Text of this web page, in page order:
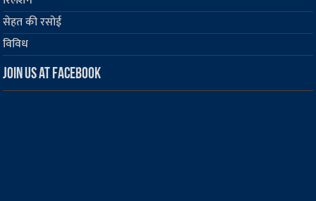
सेहत की रसोई
विविध
Join us at Facebook